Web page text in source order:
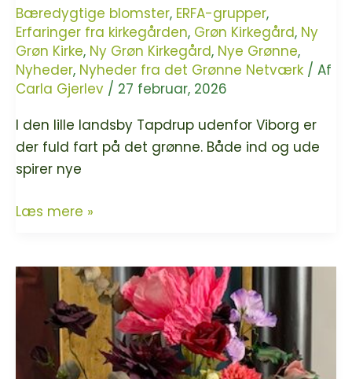
Bæredygtige blomster, ERFA-grupper,
Erfaringer fra kirkegården, Grøn Kirkegård, Ny
Grøn Kirke, Ny Grøn Kirkegård, Nye Grønne,
Nyheder, Nyheder fra det Grønne Netværk / Af
Carla Gjerlev / 27 februar, 2026
I den lille landsby Tapdrup udenfor Viborg er
der fuld fart på det grønne. Både ind og ude
spirer nye
Tapdrup
Kirkegård
medlemmer
Læs mere »